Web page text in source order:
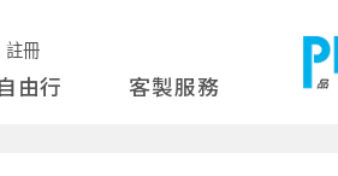
冊
自由行 客製服務